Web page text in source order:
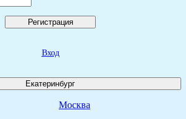
Регистрация
Вход
Екатеринбург
Москва